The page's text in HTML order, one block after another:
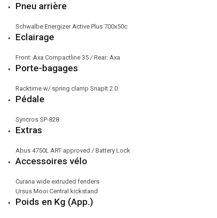
Pneu arrière
Schwalbe Energizer Active Plus 700x50c
Eclairage
Front: Axa Compactline 35 / Rear: Axa
Porte-bagages
Racktime w/ spring clamp SnapIt 2.0
Pédale
Syncros SP-828
Extras
Abus 4750L ART approved / Battery Lock
Accessoires vélo
Curana wide extruded fenders
Ursus Mooi Central kickstand
Poids en Kg (App.)